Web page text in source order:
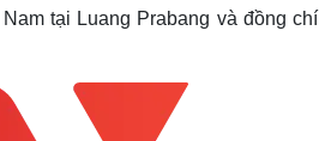
tại Luang Prabang và đồng chí